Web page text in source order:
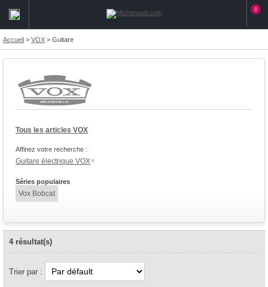
0
Accueil > VOX > Guitare
Tous les articles VOX
Affinez votre recherche :
Guitare électrique VOX 8
Séries populaires
Vox Bobcat
4 résultat(s)
Trier par :